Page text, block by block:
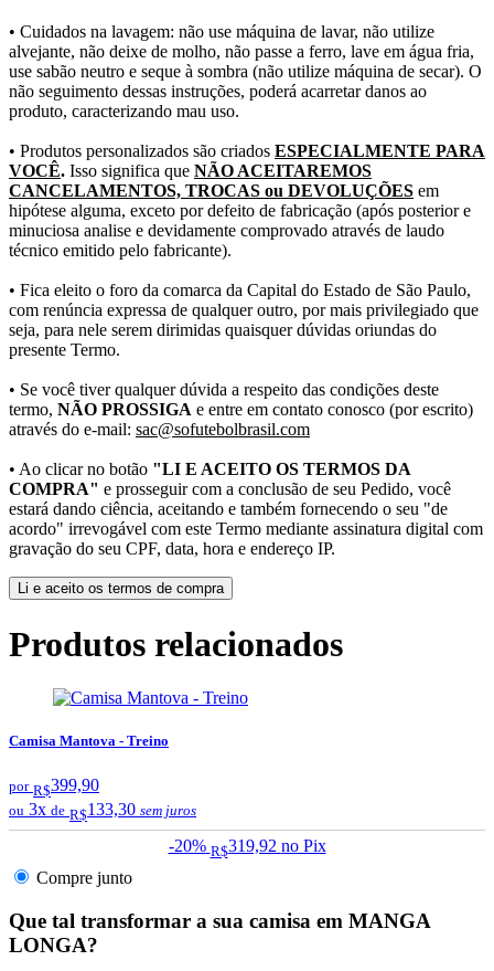
• Cuidados na lavagem: não use máquina de lavar, não utilize
alvejante, não deixe de molho, não passe a ferro, lave em água fria,
use sabão neutro e seque à sombra (não utilize máquina de secar). O
não seguimento dessas instruções, poderá acarretar danos ao
produto, caracterizando mau uso.
• Produtos personalizados são criados ESPECIALMENTE PARA
VOCÊ. Isso significa que NÃO ACEITAREMOS
CANCELAMENTOS, TROCAS ou DEVOLUÇÕES em
hipótese alguma, exceto por defeito de fabricação (após posterior e
minuciosa analise e devidamente comprovado através de laudo
técnico emitido pelo fabricante).
• Fica eleito o foro da comarca da Capital do Estado de São Paulo,
com renúncia expressa de qualquer outro, por mais privilegiado que
seja, para nele serem dirimidas quaisquer dúvidas oriundas do
presente Termo.
• Se você tiver qualquer dúvida a respeito das condições deste
termo, NÃO PROSSIGA e entre em contato conosco (por escrito)
através do e-mail: sac@sofutebolbrasil.com
• Ao clicar no botão "LI E ACEITO OS TERMOS DA
COMPRA" e prosseguir com a conclusão de seu Pedido, você
estará dando ciência, aceitando e também fornecendo o seu "de
acordo" irrevogável com este Termo mediante assinatura digital com
gravação do seu CPF, data, hora e endereço IP.
Li e aceito os termos de compra
Produtos relacionados
Camisa Mantova - Treino
por R$399,90
ou 3x de R$133,30 sem juros
-20% R$319,92 no Pix
Compre junto
Que tal transformar a sua camisa em MANGA
LONGA?